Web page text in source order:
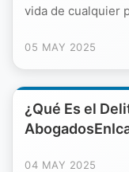
vida de cualquier
05 MAY 2025
¿Qué Es el
04 MAY 2025